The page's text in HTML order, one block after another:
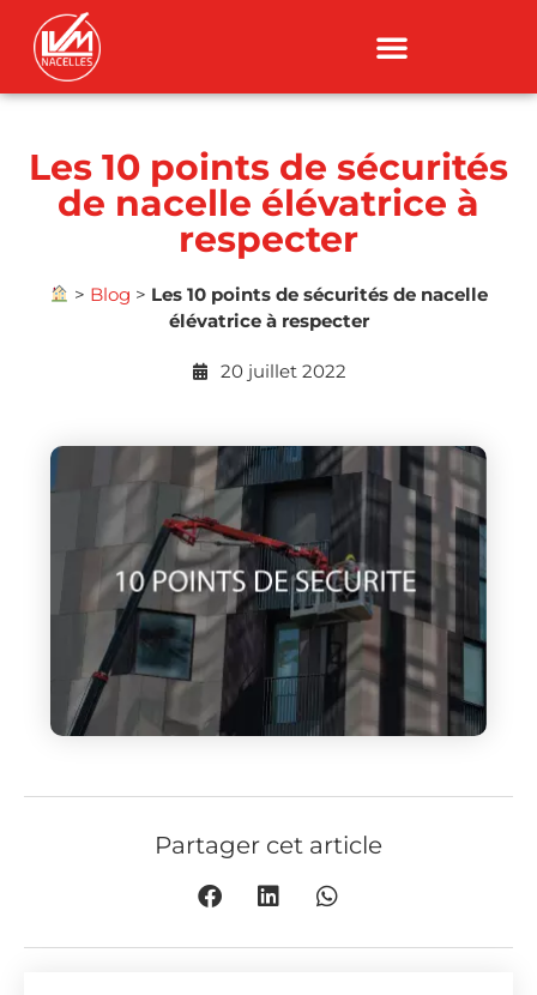
Les 10 points de sécurités
de nacelle élévatrice à
respecter
> Blog > Les 10 points de sécurités de nacelle
élévatrice à respecter
20 juillet 2022
Partager cet article